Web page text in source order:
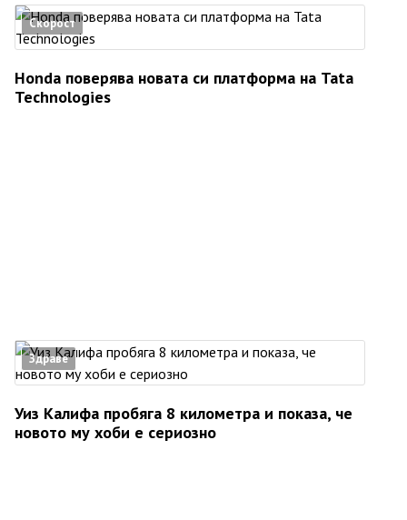
Скорост
Honda поверява новата си платформа на Tata
Technologies
Здраве
Уиз Калифа пробяга 8 километра и показа, че
новото му хоби е сериозно